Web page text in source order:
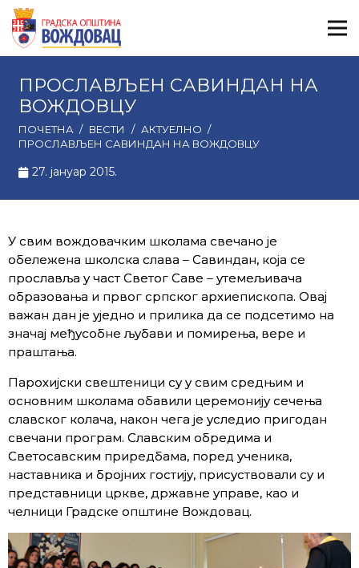
ПРОСЛАВЉЕН САВИНДАН НА
ВОЖДОВЦУ
ПОЧЕТНА / ВЕСТИ / АКТУЕЛНО /
ПРОСЛАВЉЕН САВИНДАН НА ВОЖДОВЦУ
27. јануар 2015.
У свим вождовачким школама свечано је
обележена школска слава – Савиндан, која се
прославља у част Светог Саве – утемељивача
образовања и првог српског архиепископа. Овај
важан дан је уједно и прилика да се подсетимо на
значај међусобне љубави и помирења, вере и
праштања.
Парохијски свештеници су у свим средњим и
основним школама обавили церемонију сечења
славског колача, након чега је уследио пригодан
свечани програм. Славским обредима и
Светосавским приредбама, поред ученика,
наставника и бројних гостију, присуствовали су и
представници цркве, државне управе, као и
челници Градске општине Вождовац.